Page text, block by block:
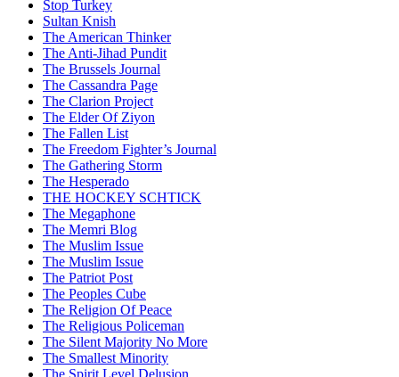
Stop Turkey
Sultan Knish
The American Thinker
The Anti-Jihad Pundit
The Brussels Journal
The Cassandra Page
The Clarion Project
The Elder Of Ziyon
The Fallen List
The Freedom Fighter’s Journal
The Gathering Storm
The Hesperado
THE HOCKEY SCHTICK
The Megaphone
The Memri Blog
The Muslim Issue
The Muslim Issue
The Patriot Post
The Peoples Cube
The Religion Of Peace
The Religious Policeman
The Silent Majority No More
The Smallest Minority
The Spirit Level Delusion